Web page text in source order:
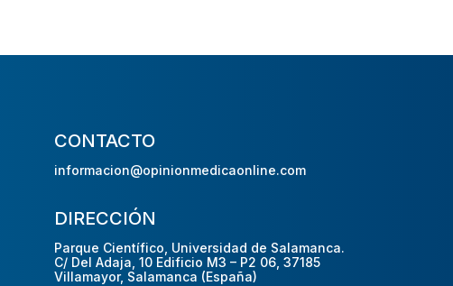
CONTACTO
informacion@opinionmedicaonline.com
DIRECCIÓN
Parque Científico, Universidad de Salamanca.
C/ Del Adaja, 10 Edificio M3 – P2 06, 37185
Villamayor, Salamanca (España)